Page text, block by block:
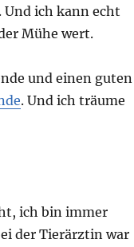
ich kann echt
Mühe wert.
und einen guten
. Und ich träume
ich bin immer
der Tierärztin war